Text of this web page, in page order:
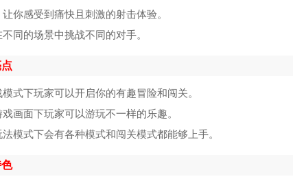
你感受到痛快且刺激的射击体验。
同的场景中挑战不同的对手。
式下玩家可以开启你的有趣冒险和闯关。
画面下玩家可以游玩不一样的乐趣。
模式下会有各种模式和闯关模式都能够上手。